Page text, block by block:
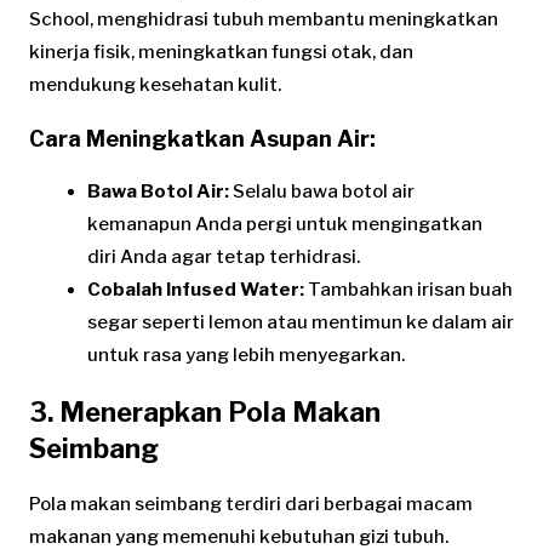
School, menghidrasi tubuh membantu meningkatkan
kinerja fisik, meningkatkan fungsi otak, dan
mendukung kesehatan kulit.
Cara Meningkatkan Asupan Air:
Bawa Botol Air:Selalu bawa botol air
kemanapun Anda pergi untuk mengingatkan
diri Anda agar tetap terhidrasi.
Cobalah Infused Water: Tambahkan irisan buah
segar seperti lemon atau mentimun ke dalam air
untuk rasa yang lebih menyegarkan.
3. Menerapkan Pola Makan
Seimbang
Pola makan seimbang terdiri dari berbagai macam
makanan yang memenuhi kebutuhan gizi tubuh.